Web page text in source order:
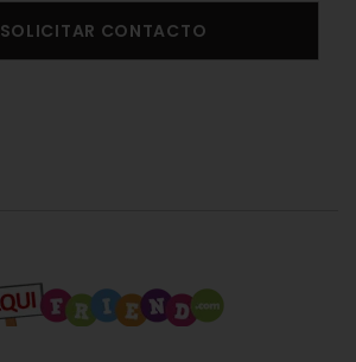
SOLICITAR CONTACTO